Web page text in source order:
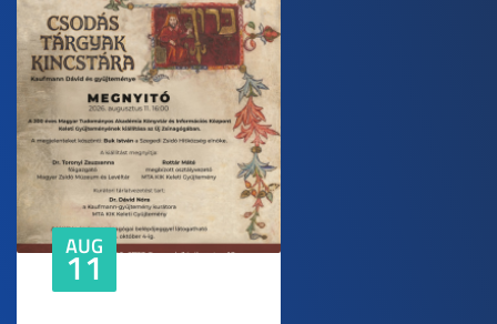
AUG
11